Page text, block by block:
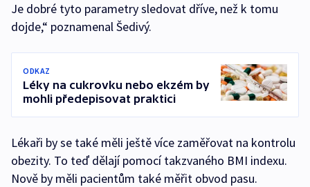
Je dobré tyto parametry sledovat dříve, než k tomu
dojde,“ poznamenal Šedivý.
ODKAZ
Léky na cukrovku nebo ekzém by
mohli předepisovat praktici
Lékaři by se také měli ještě více zaměřovat na kontrolu
obezity. To teď dělají pomocí takzvaného BMI indexu.
Nově by měli pacientům také měřit obvod pasu.